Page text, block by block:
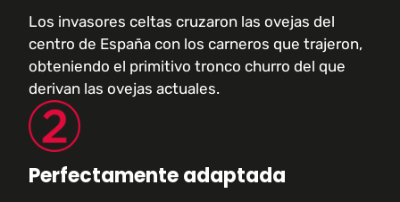
Los invasores celtas cruzaron las ovejas del
centro de España con los carneros que trajeron,
obteniendo el primitivo tronco churro del que
derivan las ovejas actuales.
Perfectamente adaptada